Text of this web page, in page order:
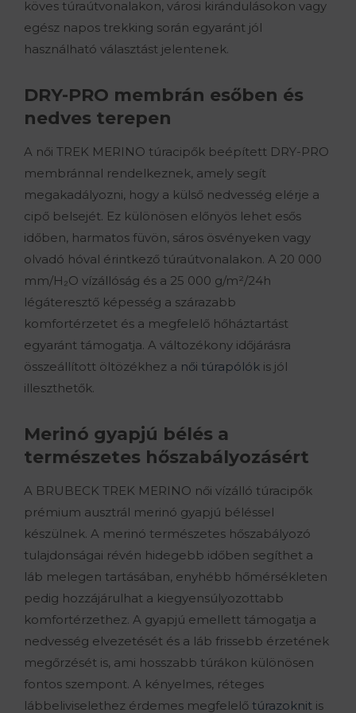
köves túraútvonalakon, városi kirándulásokon vagy
egész napos trekking során egyaránt jól
használható választást jelentenek.
DRY-PRO membrán esőben és
nedves terepen
A női TREK MERINO túracipők beépített DRY-PRO
membránnal rendelkeznek, amely segít
megakadályozni, hogy a külső nedvesség elérje a
cipő belsejét. Ez különösen előnyös lehet esős
időben, harmatos füvön, sáros ösvényeken vagy
olvadó hóval érintkező túraútvonalakon. A 20 000
mm/H₂O vízállóság és a 25 000 g/m²/24h
légáteresztő képesség a szárazabb
komfortérzetet és a megfelelő hőháztartást
egyaránt támogatja. A változékony időjárásra
összeállított öltözékhez a női túrapólók is jól
illeszthetők.
Merinó gyapjú bélés a
természetes hőszabályozásért
A BRUBECK TREK MERINO női vízálló túracipők
prémium ausztrál merinó gyapjú béléssel
készülnek. A merinó természetes hőszabályozó
tulajdonságai révén hidegebb időben segíthet a
láb melegen tartásában, enyhébb hőmérsékleten
pedig hozzájárulhat a kiegyensúlyozottabb
komfortérzethez. A gyapjú emellett támogatja a
nedvesség elvezetését és a láb frissebb érzetének
megőrzését is, ami hosszabb túrákon különösen
fontos szempont. A kényelmes, réteges
lábbeliviselethez érdemes megfelelő túrazoknit is